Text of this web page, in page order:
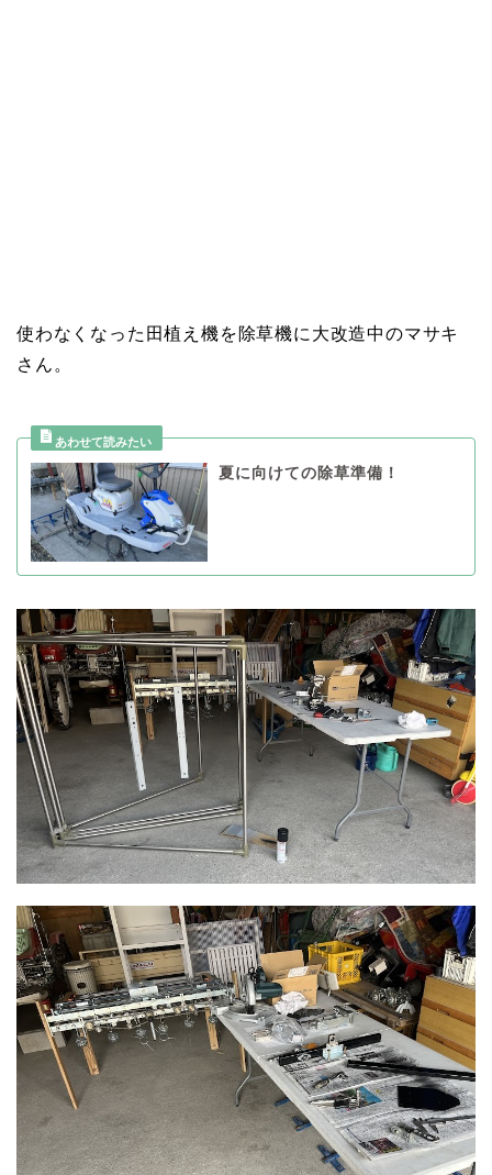
使わなくなった田植え機を除草機に大改造中のマサキ
さん。
夏に向けての除草準備！